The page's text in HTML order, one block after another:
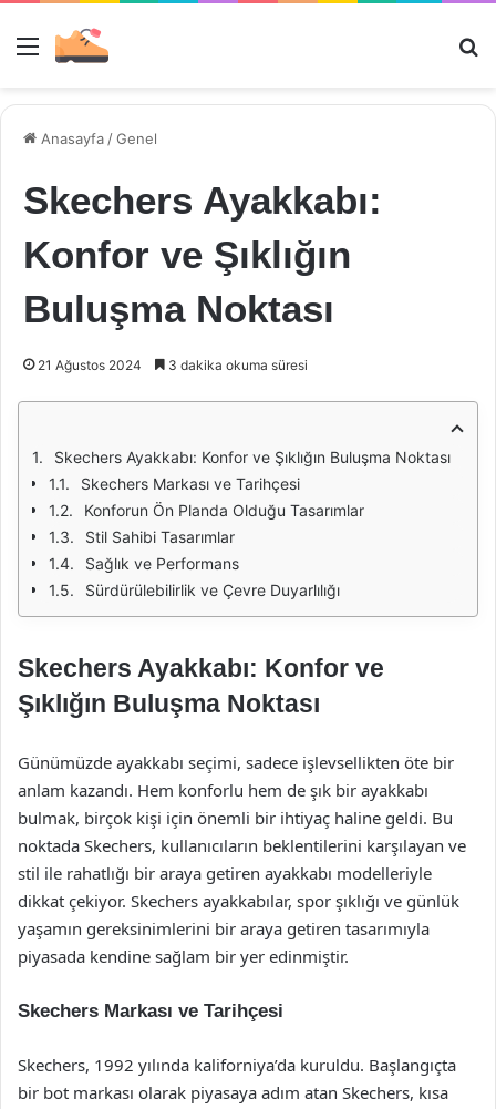
Menü
Anasayfa /Genel
Skechers Ayakkabı:
Konfor ve Şıklığın
Buluşma Noktası
21 Ağustos 2024 3 dakika okuma süresi
Skechers Ayakkabı: Konfor ve Şıklığın Buluşma Noktası
Skechers Markası ve Tarihçesi
Konforun Ön Planda Olduğu Tasarımlar
Stil Sahibi Tasarımlar
Sağlık ve Performans
Sürdürülebilirlik ve Çevre Duyarlılığı
Skechers Ayakkabı: Konfor ve
Şıklığın Buluşma Noktası
Günümüzde ayakkabı seçimi, sadece işlevsellikten öte bir
anlam kazandı. Hem konforlu hem de şık bir ayakkabı
bulmak, birçok kişi için önemli bir ihtiyaç haline geldi. Bu
noktada Skechers, kullanıcıların beklentilerini karşılayan ve
stil ile rahatlığı bir araya getiren ayakkabı modelleriyle
dikkat çekiyor. Skechers ayakkabılar, spor şıklığı ve günlük
yaşamın gereksinimlerini bir araya getiren tasarımıyla
piyasada kendine sağlam bir yer edinmiştir.
Skechers Markası ve Tarihçesi
Skechers, 1992 yılında kaliforniya’da kuruldu. Başlangıçta
bir bot markası olarak piyasaya adım atan Skechers, kısa